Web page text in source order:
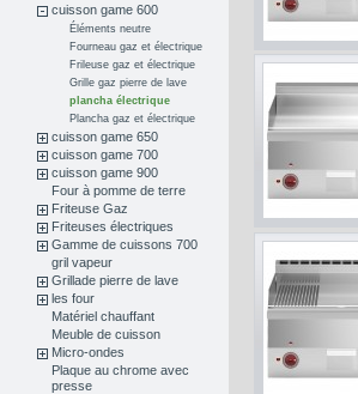
cuisson game 600
Éléments neutre
Fourneau gaz et électrique
Frileuse gaz et électrique
Grille gaz pierre de lave
plancha électrique
Plancha gaz et électrique
cuisson game 650
cuisson game 700
cuisson game 900
Four à pomme de terre
Friteuse Gaz
Friteuses électriques
Gamme de cuissons 700
gril vapeur
Grillade pierre de lave
les four
Matériel chauffant
Meuble de cuisson
Micro-ondes
Plaque au chrome avec
presse